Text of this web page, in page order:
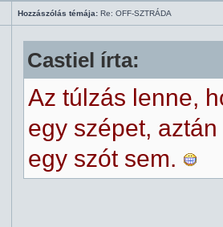
Hozzászólás témája: Re: OFF-SZTRÁDA
Castiel írta:
Az túlzás lenne,
egy szépet,
egy szót sem.